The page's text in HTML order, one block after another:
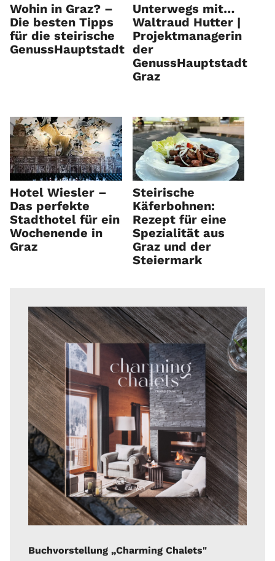
Wohin in Graz? –
Die besten Tipps
für die steirische
GenussHauptstadt
Unterwegs mit…
Waltraud Hutter |
Projektmanagerin
der
GenussHauptstadt
Graz
Hotel Wiesler –
Das perfekte
Stadthotel für ein
Wochenende in
Graz
Steirische
Käferbohnen:
Rezept für eine
Spezialität aus
Graz und der
Steiermark
Buchvorstellung „Charming Chalets"